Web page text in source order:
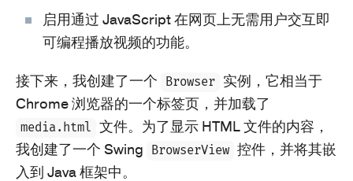
启用通过 JavaScript 在网页上无需用户交互即
可编程播放视频的功能。
接下来，我创建了一个 Browser 实例，它相当于
Chrome 浏览器的一个标签页，并加载了
media.html 文件。为了显示 HTML 文件的内容，
我创建了一个 Swing
BrowserView 控件，并将其嵌
入到 Java 框架中。